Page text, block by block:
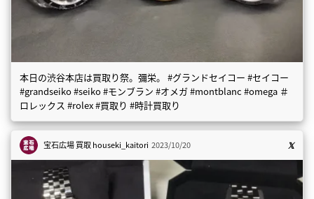
本日の渋谷本店は買取り祭。彌栄。 #グランドセイコー #セイコー
#grandseiko #seiko #モンブラン #オメガ #montblanc #omega ＃
ロレックス #rolex #買取り #時計買取り
宝石広場 買取houseki_kaitori 2023/10/20